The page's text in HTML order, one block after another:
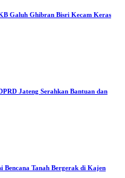
Galuh Ghibran Bisri Kecam Keras
Jateng Serahkan Bantuan dan
Bencana Tanah Bergerak di Kajen